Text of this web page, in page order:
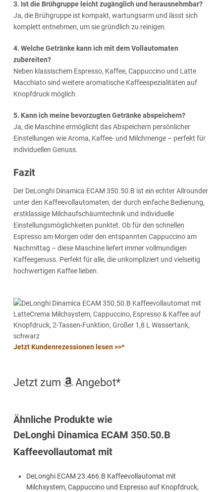
3. Ist die Brühgruppe leicht zugänglich und herausnehmbar?
Ja, die Brühgruppe ist kompakt, wartungsarm und lässt sich
komplett entnehmen, um sie gründlich zu reinigen.
4. Welche Getränke kann ich mit dem Vollautomaten
zubereiten?
Neben klassischem Espresso, Kaffee, Cappuccino und Latte
Macchiato sind weitere aromatische Kaffeespezialitäten auf
Knopfdruck möglich.
5. Kann ich meine bevorzugten Getränke abspeichern?
Ja, die Maschine ermöglicht das Abspeichern persönlicher
Einstellungen wie Aroma, Kaffee- und Milchmenge – perfekt für
individuellen Genuss.
Fazit
Der DeLonghi Dinamica ECAM 350.50.B ist ein echter Allrounder
unter den Kaffeevollautomaten, der durch einfache Bedienung,
erstklassige Milchaufschäumtechnik und individuelle
Einstellungsmöglichkeiten punktet. Ob für den schnellen
Espresso am Morgen oder den entspannten Cappuccino am
Nachmittag – diese Maschine liefert immer vollmundigen
Kaffeegenuss. Perfekt für alle, die unkompliziert und vielseitig
hochwertigen Kaffee lieben.
Jetzt Kundenrezessionen lesen >>*
Jetzt zum Angebot*
Ähnliche Produkte wie
DeLonghi Dinamica ECAM 350.50.B
Kaffeevollautomat mit
DeLonghi ECAM 23.466.B Kaffeevollautomat mit
Milchsystem, Cappuccino und Espresso auf Knopfdruck,